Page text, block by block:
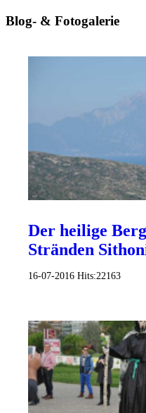
Blog- & Fotogalerie
Der heilige
Stränden
16-07-2016 Hits:22163